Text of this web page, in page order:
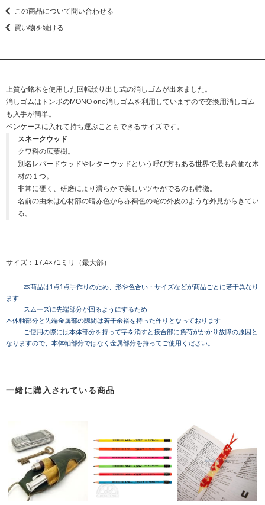
この商品について問い合わせる
買い物を続ける
上質な銘木を使用した回転繰り出し式の消しゴムが出来ました。
消しゴムはトンボのMONO one消しゴムを利用していますので交換用消しゴム
も入手が簡単。
ペンケースに入れて持ち運ぶこともできるサイズです。
スネークウッド
クワ科の広葉樹。
別名レパードウッドやレターウッドという呼び方もある世界で最も高価な木
材の１つ。
非常に硬く、研磨により滑らかで美しいツヤがでるのも特徴。
名前の由来は心材部の暗赤色から赤褐色の蛇の外皮のような外見からきてい
る。
サイズ：17.4×71ミリ（最大部）
本商品は1点1点手作りのため、形や色合い・サイズなどが商品ごとに若干異なり
ます
スムーズに先端部分が回るようにするため
本体軸部分と先端金属部の隙間は若干余裕を持った作りとなっております
ご使用の際には本体部分を持って字を消すと接合部に負荷がかかり故障の原因と
なりますので、本体軸部分ではなく金属部分を持ってご使用ください。
一緒に購入されている商品